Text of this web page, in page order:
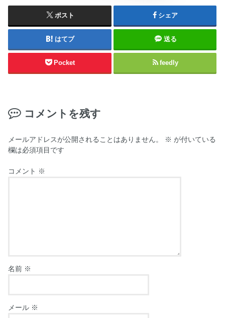
ポスト シェア
はてブ 送る
Pocket feedly
コメントを残す
メールアドレスが公開されることはありません。 ※ が付いている
欄は必須項目です
コメント ※
名前 ※
メール ※